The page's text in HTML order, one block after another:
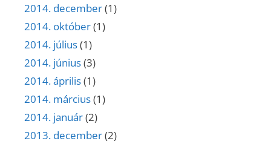
2014. december(1)
2014. október(1)
2014. július(1)
2014. június(3)
2014. április(1)
2014. március(1)
2014. január(2)
2013. december(2)